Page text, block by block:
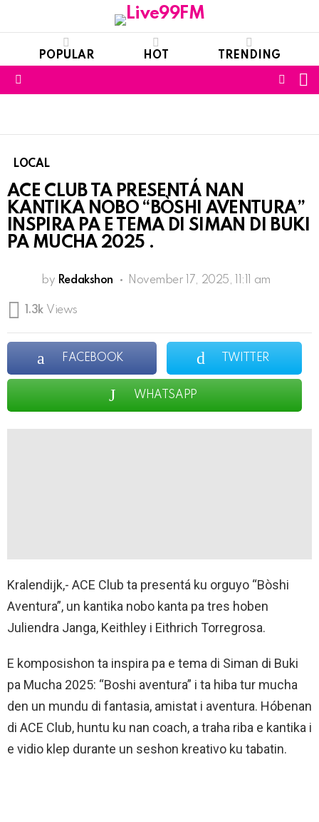
POPULAR HOT TRENDING
LOCAL
ACE CLUB TA PRESENTÁ NAN
KANTIKA NOBO “BÒSHI AVENTURA”
INSPIRA PA E TEMA DI SIMAN DI BUKI
PA MUCHA 2025 .
by Redakshon November 17, 2025, 11:11 am
1.3k Views
FACEBOOK TWITTER
WHATSAPP
Kralendijk,- ACE Club ta presentá ku orguyo “Bòshi
Aventura”, un kantika nobo kanta pa tres hoben
Juliendra Janga, Keithley i Eithrich Torregrosa.
E komposishon ta inspira pa e tema di Siman di Buki
pa Mucha 2025: “Boshi aventura” i ta hiba tur mucha
den un mundu di fantasia, amistat i aventura. Hóbenan
di ACE Club, huntu ku nan coach, a traha riba e kantika i
e vidio klep durante un seshon kreativo ku tabatin.